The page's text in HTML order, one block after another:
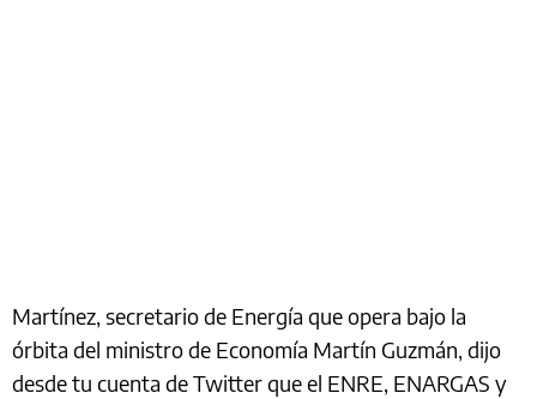
Martínez, secretario de Energía que opera bajo la
órbita del ministro de Economía Martín Guzmán, dijo
desde tu cuenta de Twitter que el ENRE, ENARGAS y